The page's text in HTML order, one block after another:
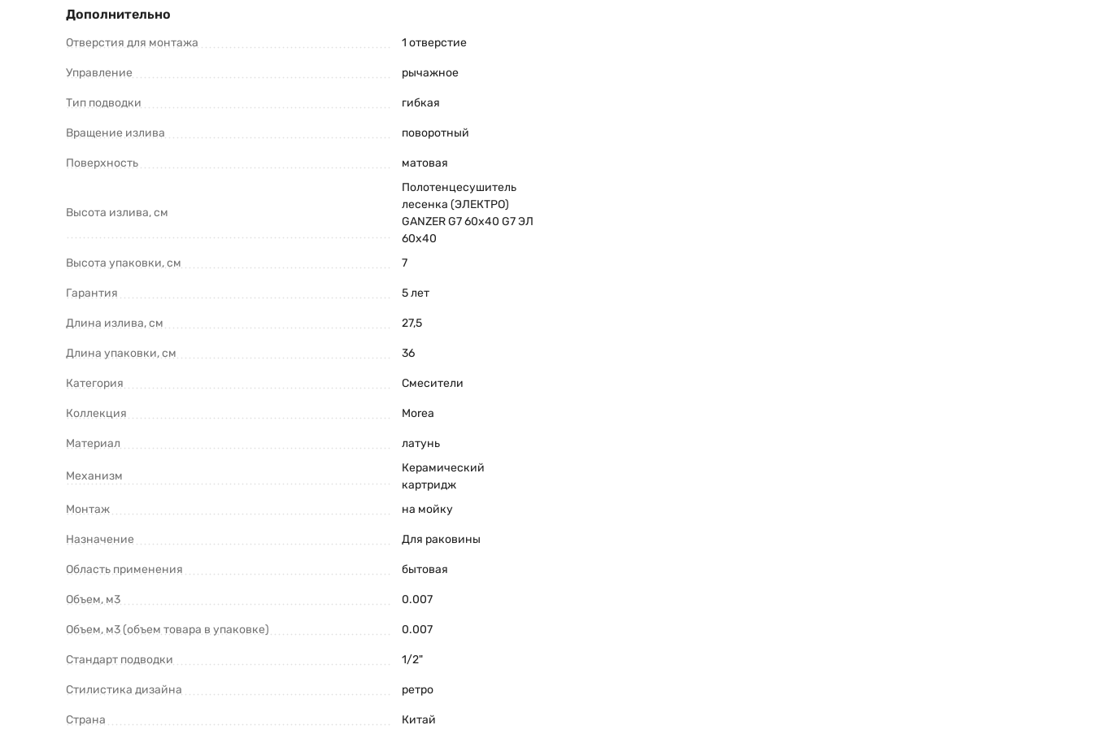
Дополнительно
Отверстия для монтажа 1 отверстие
Управление рычажное
Тип подводки гибкая
Вращение излива поворотный
Поверхность матовая
Высота излива, см
Полотенцесушитель
лесенка (ЭЛЕКТРО)
GANZER G7 60х40 G7 ЭЛ
60х40
Высота упаковки, см
7
Гарантия 5 лет
Длина излива, см 27,5
Длина упаковки, см 36
Категория Смесители
Коллекция Morea
Материал латунь
Механизм
Керамический
картридж
Монтаж
на мойку
Назначение Для раковины
Область применения бытовая
Объем, м3 0.007
Объем, м3 (объем товара в упаковке) 0.007
Стандарт подводки 1/2"
Стилистика дизайна ретро
Страна Китай